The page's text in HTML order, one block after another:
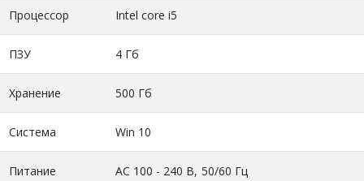
Процессор Intel core i5
ПЗУ 4 Гб
Хранение 500 Гб
Система Win 10
Питание АС 100 - 240 В, 50/60 Гц